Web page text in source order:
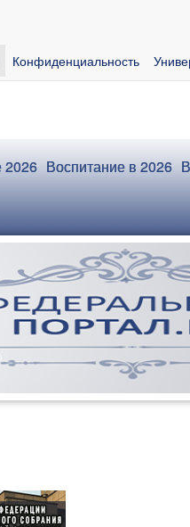
Конфиденциальность
2026 Воспитание в 2026